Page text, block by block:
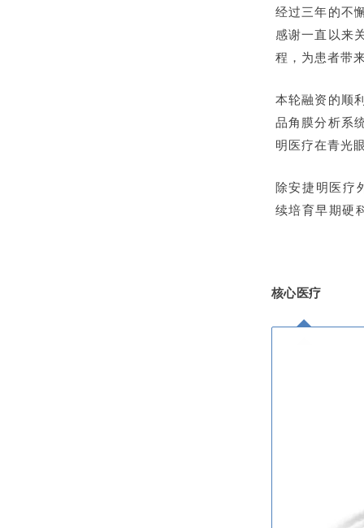
经过三年的不
感谢一直以来
程，为患者带
本轮融资的顺
品角膜分析系
明医疗在青光
除安捷明医疗
续培育早期硬
核心医疗